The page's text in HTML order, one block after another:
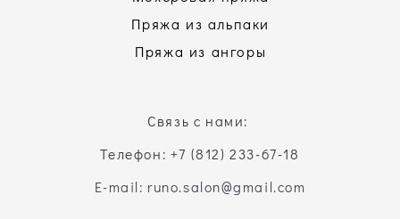
Пряжа из альпаки
Пряжа из ангоры
Связь с нами:
Телефон: +7 (812) 233-67-18
E-mail: runo.salon@gmail.com